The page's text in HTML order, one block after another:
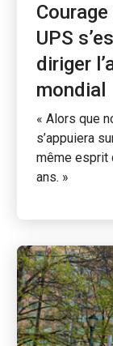
UPS
diriger
mondial
« Alors que
s’appuiera
même esprit
ans. »